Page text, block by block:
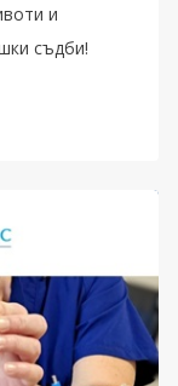
и
съдби!